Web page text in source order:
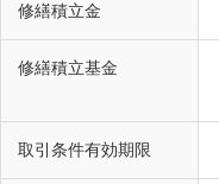
修繕積立金
修繕積立基金
取引条件有効期限